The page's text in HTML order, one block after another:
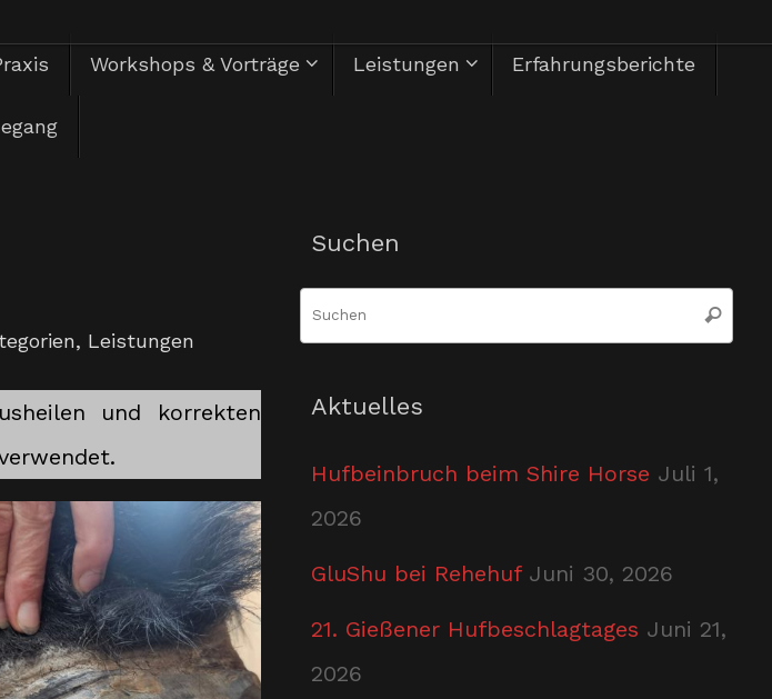
Herzlich Willkommen
Workshops & Vorträge Leistungen Erfahrungsberichte
, Leistungen
und korrekten
Suchen
Suchen
Aktuelles
Hufbeinbruch beim Shire Horse Juli 1,
2026
GluShu bei Rehehuf Juni 30, 2026
21. Gießener Hufbeschlagtages Juni 21,
2026